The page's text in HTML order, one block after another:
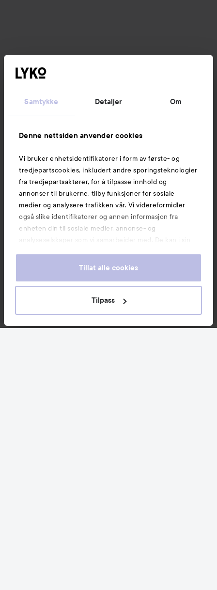
Samtykke Detaljer Om
Denne nettsiden anvender cookies
Vi bruker enhetsidentifikatorer i form av første- og
tredjepartscookies, inkludert andre sporingsteknologier
fra tredjepartsaktører, for å tilpasse innhold og
annonser til brukerne, tilby funksjoner for sosiale
medier og analysere trafikken vår. Vi videreformidler
også slike identifikatorer og annen informasjon fra
enheten din til sosiale medier, annonse- og
analyseselskaper som vi samarbeider med. De kan i sin
informasjon som du har oppgitt eller som de har samlet
våre cookies ved å fortsette å bruke nettsiden vår. For
informasjon om hvordan du kan endre innstillingene for
Tillat alle cookies
Tilpass